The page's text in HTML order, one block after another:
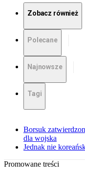
Zobacz również
Polecane
Najnowsze
Tagi
Borsuk
dla wojska
Jednak nie
Promowane treści